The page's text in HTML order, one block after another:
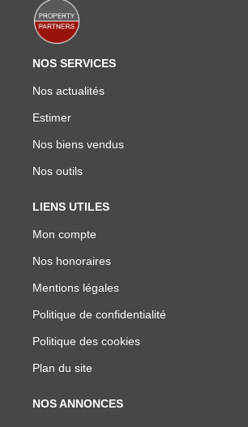
NOS SERVICES
Nos actualités
Estimer
Nos biens vendus
Nos outils
LIENS UTILES
Mon compte
Nos honoraires
Mentions légales
Politique de confidentialité
Politique des cookies
Plan du site
NOS ANNONCES